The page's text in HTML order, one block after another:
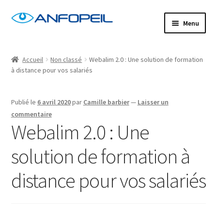
Aller
navigation
Aller
Menu
Actus
Centres de formation
Commande
Confirm Subscription
Distanciel
Accueil Non classé
Webalim 2.0 : Une solution de formation
à distance pour vos salariés
Publié le 6 avril 2020par Camille barbier— Laisser un
commentaire
Webalim 2.0 : Une
solution de formation à
distance pour vos salariés